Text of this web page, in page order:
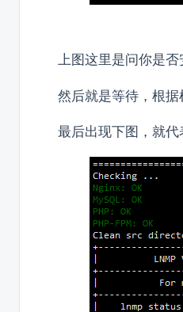
上图这里是问你是
然后就是等待，根据
最后出现下图，就代